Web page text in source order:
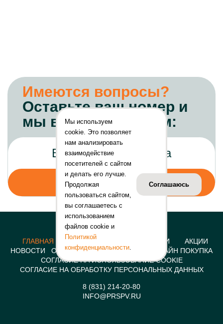
Имеются вопросы?
Оставьте ваш номер и
мы вам перезвоним:
ГЛАВНАЯ КОНСТРУКЦИИ УСЛУГИ
АКЦИИ
НОВОСТИ
О КОМПАНИИ КОНТАКТЫ
ОНЛАЙН ПОКУПКА
СОГЛАСИЕ НА ИСПОЛЬЗОВАНИЕ COOKIE
СОГЛАСИЕ НА ОБРАБОТКУ ПЕРСОНАЛЬНЫХ ДАННЫХ
8 (831) 214-20-80
INFO@PRSPV.RU
Мы используем
cookie. Это позволяет
нам анализировать
взаимодействие
посетителей с сайтом
и делать его лучше.
Продолжая
пользоваться сайтом,
вы соглашаетесь с
использованием
файлов cookie и
Политикой
конфиденциальности.
Соглашаюсь